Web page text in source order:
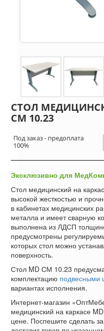
СТОЛ
СМ 10.23
Под заказ - предоплата
100%
Эксклюзивно для
Стол медицинский на
высокой жесткостью и
в кабинетах медицинских
металла и имеет сварную
выполнена из ЛДСП
предусмотрены
которых стол можно
поверхность.
Стол MD СМ 10.23
комплектацию подвесными
вариантах исполнения.
Интернет-магазин
медицинский на каркасе
цене. Поспешите сделать